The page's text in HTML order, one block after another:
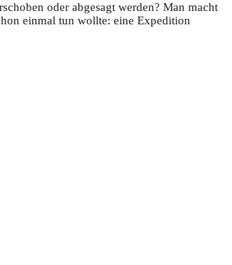
oder abgesagt werden? Man macht
einmal tun wollte: eine Expedition